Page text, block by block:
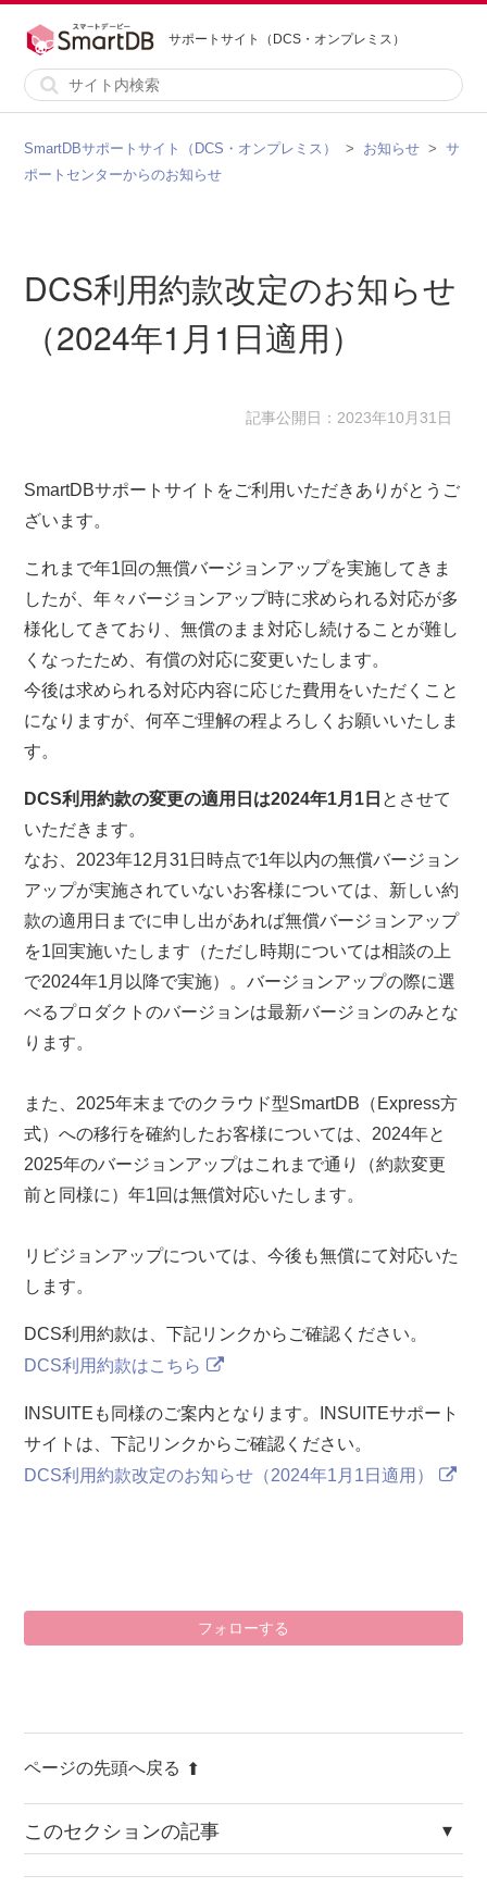
サポートサイト（DCS・オンプレミス）
SmartDBサポートサイト（DCS・オンプレミス） お知らせ
サ
ポートセンターからのお知らせ
DCS利用約款改定のお知らせ
（2024年1月1日適用）
記事公開日：2023年10月31日
SmartDBサポートサイトをご利用いただきありがとうご
ざいます。
これまで年1回の無償バージョンアップを実施してきま
したが、年々バージョンアップ時に求められる対応が多
様化してきており、無償のまま対応し続けることが難し
くなったため、有償の対応に変更いたします。
今後は求められる対応内容に応じた費用をいただくこと
になりますが、何卒ご理解の程よろしくお願いいたしま
す。
DCS利用約款の変更の適用日は2024年1月1日 とさせて
いただきます。
なお、2023年12月31日時点で1年以内の無償バージョン
アップが実施されていないお客様については、新しい約
款の適用日までに申し出があれば無償バージョンアップ
を1回実施いたします（ただし時期については相談の上
で2024年1月以降で実施）。バージョンアップの際に選
べるプロダクトのバージョンは最新バージョンのみとな
ります。
また、2025年末までのクラウド型SmartDB（Express方
式）への移行を確約したお客様については、2024年と
2025年のバージョンアップはこれまで通り（約款変更
前と同様に）年1回は無償対応いたします。
リビジョンアップについては、今後も無償にて対応いた
します。
DCS利用約款は、下記リンクからご確認ください。
DCS利用約款はこちら
INSUITEも同様のご案内となります。INSUITEサポート
サイトは、下記リンクからご確認ください。
DCS利用約款改定のお知らせ（2024年1月1日適用）
フォローする
ページの先頭へ戻る
このセクションの記事